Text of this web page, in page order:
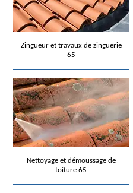
Zingueur et travaux de zinguerie
65
Nettoyage et démoussage de
toiture 65